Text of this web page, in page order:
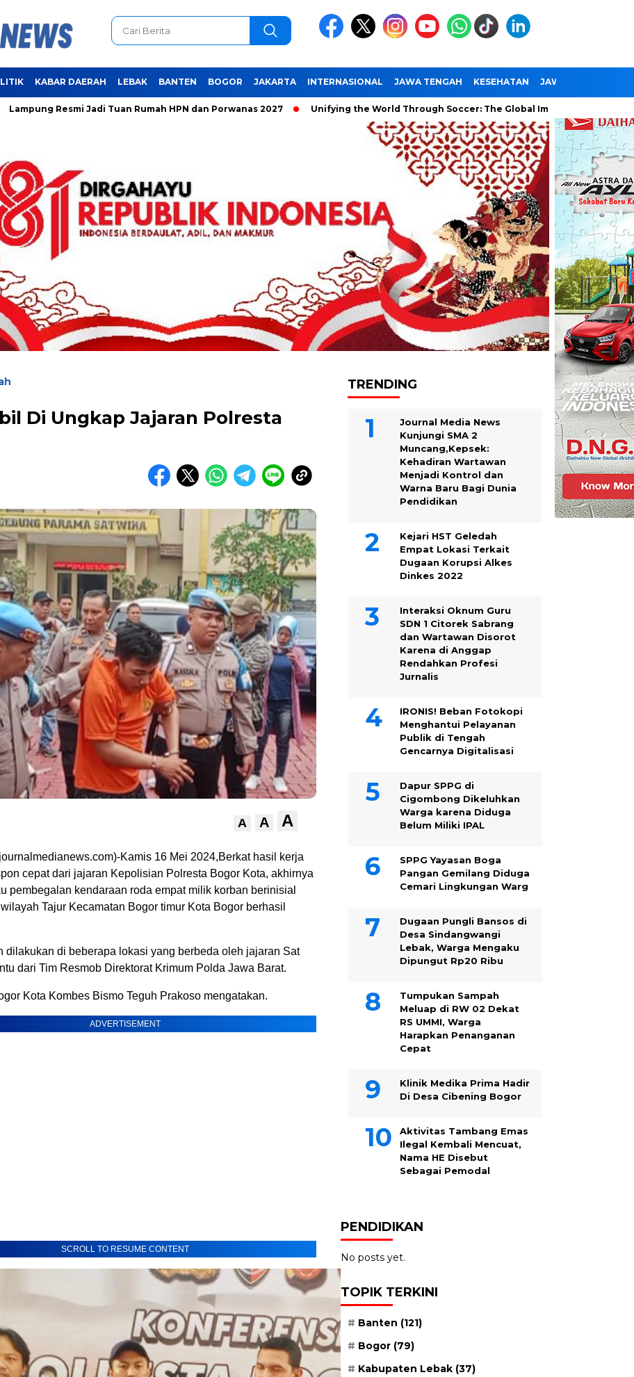
KABAR DAERAH LEBAK BANTEN BOGOR JAKARTA INTERNASIONAL JAWA TENGAH KESEHATAN JAWA TIMUR
Jadi Tuan Rumah HPN dan Porwanas 2027 Unifying the World Through Soccer: The Global Impact of the World Cup
Di Ungkap Jajaran Polresta
A A A
Kamis 16 Mei 2024,Berkat hasil kerja
cepat dari jajaran Kepolisian Polresta Bogor Kota, akhirnya
pembegalan kendaraan roda empat milik korban berinisial
Tajur Kecamatan Bogor timur Kota Bogor berhasil
dilakukan di beberapa lokasi yang berbeda oleh jajaran Sat
dari Tim Resmob Direktorat Krimum Polda Jawa Barat.
Kota Kombes Bismo Teguh Prakoso mengatakan.
ADVERTISEMENT
SCROLL TO RESUME CONTENT
TRENDING
Journal Media News
Kunjungi SMA 2
Muncang,Kepsek:
Kehadiran Wartawan
Menjadi Kontrol dan
Warna Baru Bagi Dunia
Pendidikan
Kejari HST Geledah
Empat Lokasi Terkait
Dugaan Korupsi Alkes
Dinkes 2022
Interaksi Oknum Guru
SDN 1 Citorek Sabrang
dan Wartawan Disorot
Karena di Anggap
Rendahkan Profesi
Jurnalis
IRONIS! Beban Fotokopi
Menghantui Pelayanan
Publik di Tengah
Gencarnya Digitalisasi
Dapur SPPG di
Cigombong Dikeluhkan
Warga karena Diduga
Belum Miliki IPAL
SPPG Yayasan Boga
Pangan Gemilang Diduga
Cemari Lingkungan Warg
Dugaan Pungli Bansos di
Desa Sindangwangi
Lebak, Warga Mengaku
Dipungut Rp20 Ribu
Tumpukan Sampah
Meluap di RW 02 Dekat
RS UMMI, Warga
Harapkan Penanganan
Cepat
Klinik Medika Prima Hadir
Di Desa Cibening Bogor
Aktivitas Tambang Emas
Ilegal Kembali Mencuat,
Nama HE Disebut
Sebagai Pemodal
PENDIDIKAN
No posts yet.
TOPIK TERKINI
Banten (121)
Bogor (79)
Kabupaten Lebak (37)